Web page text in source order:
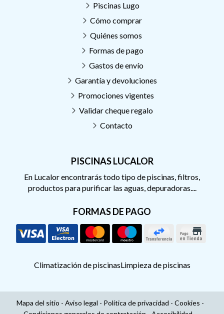
PISCINAS LUCALOR
En Lucalor encontrarás todo tipo de piscinas, filtros,
productos para purificar las aguas, depuradoras....
FORMAS DE PAGO
Piscinas Lugo
Cómo comprar
Quiénes somos
Formas de pago
Gastos de envío
Garantía y devoluciones
Promociones vigentes
Validar cheque regalo
Contacto
Climatización de piscinasLimpieza de piscinas
Mapa del sitio - Aviso legal - Política de privacidad - Cookies -